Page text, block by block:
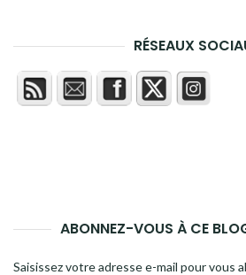
RÉSEAUX
ABONNEZ-VOUS À CE
Saisissez votre adresse e-mail pour vous